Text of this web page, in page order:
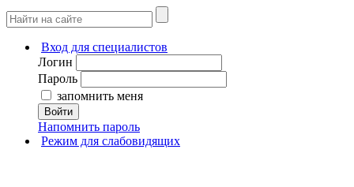
Вход для специалистов
Логин
Пароль
запомнить меня
Войти
Напомнить пароль
Режим для слабовидящих